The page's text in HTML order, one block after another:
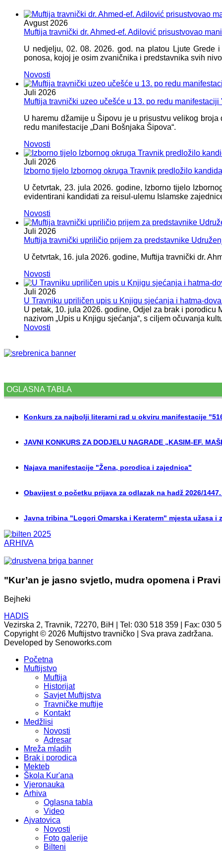
Avgust 2026
Muftija travnički dr. Ahmed-ef. Adilović prisustvovao
U nedjelju, 02. 08. 2026. god. na platou Ljute
ponosa, kojoj je osim zvaničnika i predstavnika svih
Novosti
Juli 2026
Muftija travnički uzeo učešće u 13. po redu
U haremu džamije u Šipovu je u prisustvu velikog
redu manifestacije „Dani Bošnjaka Šipova“.
Novosti
Juli 2026
Izborno tijelo Izbornog okruga Travnik predložilo
U četvrtak, 23. jula 2026. godine, Izborno tijelo
evidentirani kandidati za reisul-ulemu Islamske
Novosti
Juli 2026
Muftija travnički upriličio prijem za predstavnike
U četvrtak, 16. jula 2026. godine, Muftija travnički dr.
Novosti
Juli 2026
U Travniku upriličen upis u Knjigu sjećanja i hatma-
U petak, 10. jula 2026. godine, Odjel za brak i
nazivom „Upis u Knjigu sjećanja“, s ciljem očuvanja
Novosti
OGLASNA TABLA
Konkurs za najbolji literarni rad u okviru manifestacije
JAVNI KONKURS ZA DODJELU NAGRADE „KASIM-EF.
Najava manifestacije "Žena, porodica i zajednica"
Obavijest o početku prijava za odlazak na hadž 2026/
Javna tribina "Logori Omarska i Keraterm" mjesta užasa i
ARHIVA
"Kur’an je jasno svjetlo, mudra opomena i
Bejheki
HADIS
Vezirska 2, Travnik, 72270, BiH | Tel: 030 518 359 | Fax: 030
Copyright © 2026 Muftijstvo travničko | Sva prava zadržana.
Developed by Senoworks.com
Početna
Muftijstvo
Muftija
Historijat
Savjet Muftijstva
Travničke muftije
Kontakt
Medžlisi
Novosti
Adresar
Mreža mladih
Brak i porodica
Mekteb
Škola Kur'ana
Vjeronauka
Arhiva
Oglasna tabla
Video
Ajvatovica
Novosti
Foto galerije
Bilteni